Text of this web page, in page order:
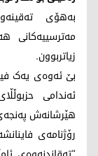
بەهۆی
مەترسییەکانی
زیاتربوون.
بێ ئەوەی یەک
ئەندامی
هێرشانەش
رۆژنامەی